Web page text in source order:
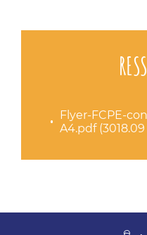
Flyer-FCPE-
A4.pdf (3018.09